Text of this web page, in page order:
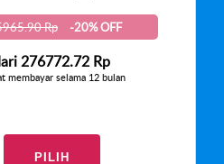
Rp -20% OFF
276772.72 Rp
membayar selama 12 bulan
PILIH